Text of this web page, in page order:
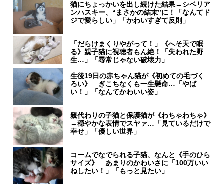
猫にちょっかいを出し続けた結果→シベリア
ンハスキー、“まさかの結末”に！「なんてド
ジで愛らしい」「かわいすぎて反則」
「だらけまくりやがって！」《へそ天で眠
る》親子猫に視聴者もん絶！「失われた野
生…」「尋常じゃない破壊力」
生後19日の赤ちゃん猫が《初めての毛づく
ろい》 ぎこちなくも一生懸命…「やば
い！」「なんてかわいい姿」
親代わりの子猫と保護猫が《わちゃわちゃ》
→穏やかな表情でスヤァ…「見ているだけで
幸せ」「優しい世界」
コームでなでられる子猫、なんと《手のひら
サイズ》 あまりのかわいさに「100万いい
ねしたい！」「もっと見たい」